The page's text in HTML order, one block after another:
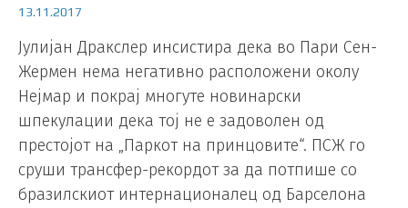
13.11.2017
Јулијан Дракслер инсистира дека во Пари Сен-
Жермен нема негативно расположени околу
Нејмар и покрај многуте новинарски
шпекулации дека тој не е задоволен од
престојот на „Паркот на принцовите“. ПСЖ го
сруши трансфер-рекордот за да потпише со
бразилскиот интернационалец од Барселона